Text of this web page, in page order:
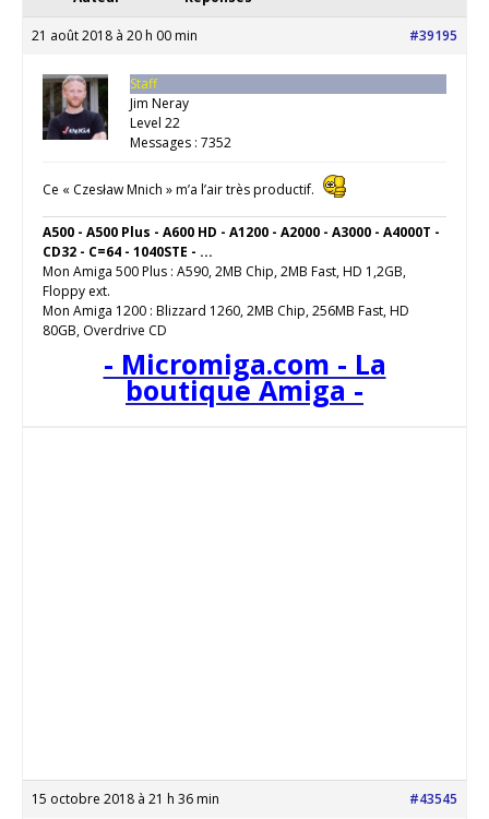
21 août 2018 à 20 h 00 min #39195
Staff
Jim Neray
Level 22
Messages : 7352
Ce « Czesław Mnich » m’a l’air très productif.
A500 - A500 Plus - A600 HD - A1200 - A2000 - A3000 - A4000T -
CD32 - C=64 - 1040STE - ...
Mon Amiga 500 Plus : A590, 2MB Chip, 2MB Fast, HD 1,2GB,
Floppy ext.
Mon Amiga 1200 : Blizzard 1260, 2MB Chip, 256MB Fast, HD
80GB, Overdrive CD
- Micromiga.com - La
boutique Amiga -
15 octobre 2018 à 21 h 36 min #43545